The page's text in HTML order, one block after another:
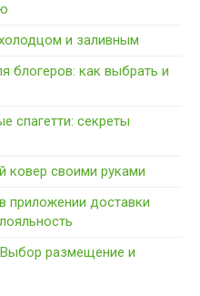
и заливным
блогеров: как выбрать и
спагетти: секреты
ковер своими руками
приложении доставки
размещение и